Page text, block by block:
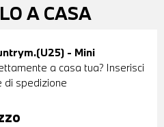
A CASA
- Mini
a casa tua? Inserisci
di spedizione